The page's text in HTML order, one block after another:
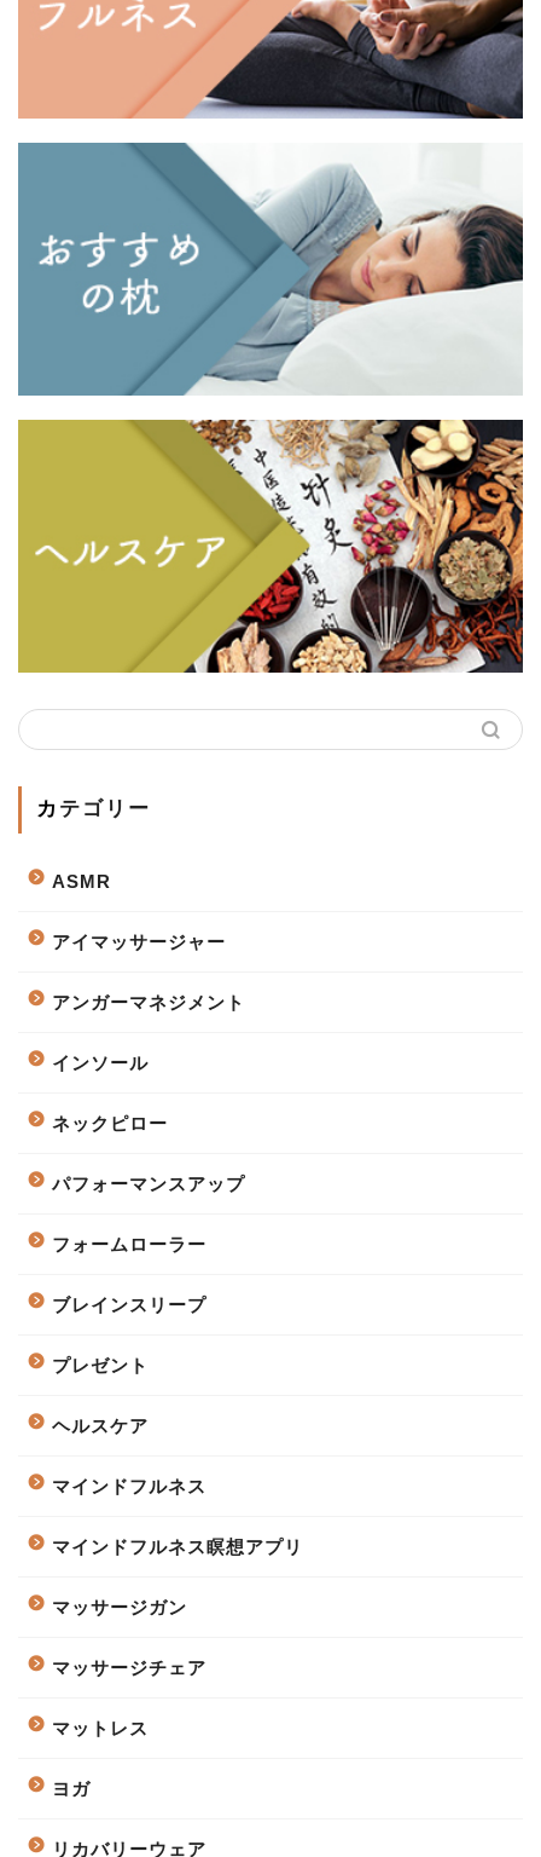
カテゴリー
ASMR
アイマッサージャー
アンガーマネジメント
インソール
ネックピロー
パフォーマンスアップ
フォームローラー
ブレインスリープ
プレゼント
ヘルスケア
マインドフルネス
マインドフルネス瞑想アプリ
マッサージガン
マッサージチェア
マットレス
ヨガ
リカバリーウェア